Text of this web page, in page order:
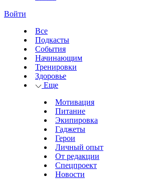
Войти
Все
Подкасты
События
Начинающим
Тренировки
Здоровье
Еще
Мотивация
Питание
Экипировка
Гаджеты
Герои
Личный опыт
От редакции
Спецпроект
Новости